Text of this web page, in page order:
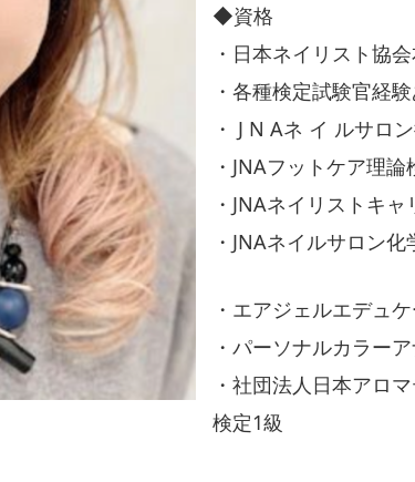
◆資格
・日本ネイリスト協
・各種検定試験官経験
・ J N Aネ イ ルサロ
・JNAフットケア理
・JNAネイリストキ
・JNAネイルサロン
・エアジェルエデュ
・パーソナルカラー
・社団法人日本アロ
検定1級